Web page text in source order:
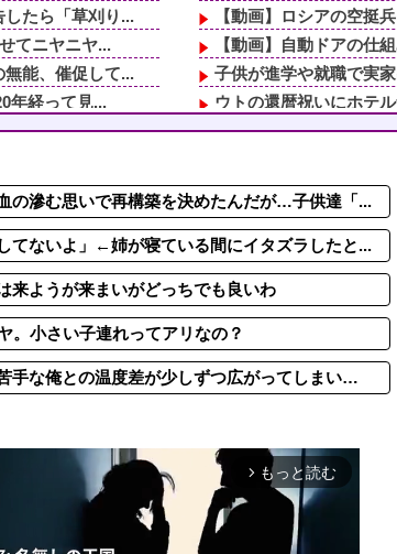
したら「草刈り...
てニヤニヤ...
無能、催促して...
年経って見...
よ！」私「D...
て家出...
「え？旅行じゃ...
て家出...
【動画】ロシアの空挺
【動画】自動ドアの仕
子供が進学や就職で実
ウトの還暦祝いにホテ
「隣に早く家建てろ」
40代になって初めて、
姉「下着に違和感があ
娘夫婦は隔年で顔出し
の滲む思いで再構築を決めたんだが…子供達「...
てないよ」←姉が寝ている間にイタズラしたと...
来ようが来まいがどっちでも良いわ
。小さい子連れってアリなの？
手な俺との温度差が少しずつ広がってしまい…
arrow_forward_ios もっと読む